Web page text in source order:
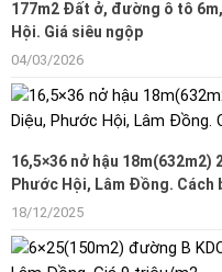
177m2 Đất ở, đường ô tô
Hội. Giá siêu ngộp
04/03/2026
16,5×36 nở hậu
Phước Hội, Lâm Đồng.
18/12/2025